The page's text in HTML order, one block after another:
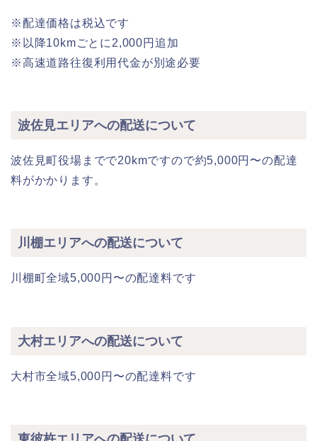
※配達価格は税込です
※以降10kmごとに2,000円追加
※高速道路往復利用代金が別途必要
波佐見エリアへの配送について
波佐見町役場までで20kmですので約5,000円〜の配達
料がかかります。
川棚エリアへの配送について
川棚町全域5,000円〜の配達料です
大村エリアへの配送について
大村市全域5,000円〜の配達料です